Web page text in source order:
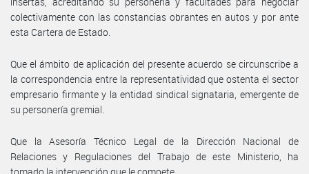
colectivamente con las constancias obrantes en autos y por ante
esta Cartera de Estado.
Que el ámbito de aplicación del presente acuerdo se circunscribe a
la correspondencia entre la representatividad que ostenta el sector
empresario firmante y la entidad sindical signataria, emergente de
su personería gremial.
Que la Asesoría Técnico Legal de la Dirección Nacional de
Relaciones y Regulaciones del Trabajo de este Ministerio, ha
tomado la intervención que le compete.